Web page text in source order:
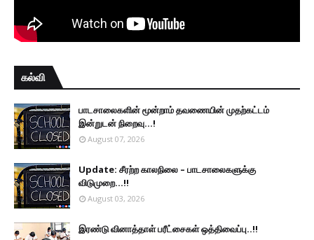
கல்வி
பாடசாலைகளின் மூன்றாம் தவணையின் முதற்கட்டம்
இன்றுடன் நிறைவு...!
August 07, 2026
Update: சீரற்ற காலநிலை – பாடசாலைகளுக்கு
விடுமுறை...!!
August 03, 2026
இரண்டு வினாத்தாள் பரீட்சைகள் ஒத்திவைப்பு..!!